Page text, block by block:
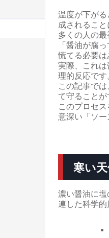
温度が下が
成されること
多くの人の最
「醤油が腐
慌てる必要は
実際、これ
理的反応です
この記事で
て守ること
このプロセ
意深い「ソー
寒い
濃い醤油に
連した科学的